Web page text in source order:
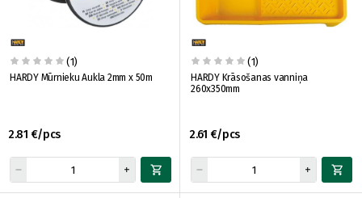
(1)
HARDY Mūrnieku Aukla 2mm x 50m
2.81 €/pcs
(1)
HARDY Krāsošanas vanniņa
260x350mm
2.61 €/pcs